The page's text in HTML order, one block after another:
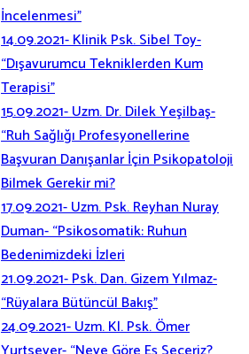
İncelenmesi”
14.09.2021- Klinik Psk. Sibel Toy-
“Dışavurumcu Tekniklerden Kum
Terapisi”
15.09.2021- Uzm. Dr. Dilek Yeşilbaş-
“Ruh Sağlığı Profesyonellerine
Başvuran Danışanlar İçin Psikopatoloji
Bilmek Gerekir mi?
17.09.2021- Uzm. Psk. Reyhan Nuray
Duman- “Psikosomatik: Ruhun
Bedenimizdeki İzleri
21.09.2021- Psk. Dan. Gizem Yılmaz-
“Rüyalara Bütüncül Bakış”
24.09.2021- Uzm. Kl. Psk. Ömer